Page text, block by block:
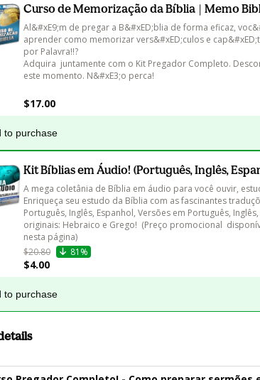
Curso de Memorização da Bíblia | Memo
Al&#xE9;m de pregar a B&#xED;blia de forma eficaz,
aprender como memorizar vers&#xED;culos e
por Palavra!!?
Adquira  juntamente com o Kit Pregador Completo.
este momento. N&#xE3;o perca!
$17.00
to purchase
Kit Bíblias em Áudio! (Português, Inglês,
A mega coletânia de Bíblia em áudio para você ouvir,
Enriqueça seu estudo da Bíblia com as fascinantes
Português, Inglês, Espanhol, Versões em Português,
originais: Hebraico e Grego!  (Preço promocional
nesta página)
$20.80
81%
$4.00
to purchase